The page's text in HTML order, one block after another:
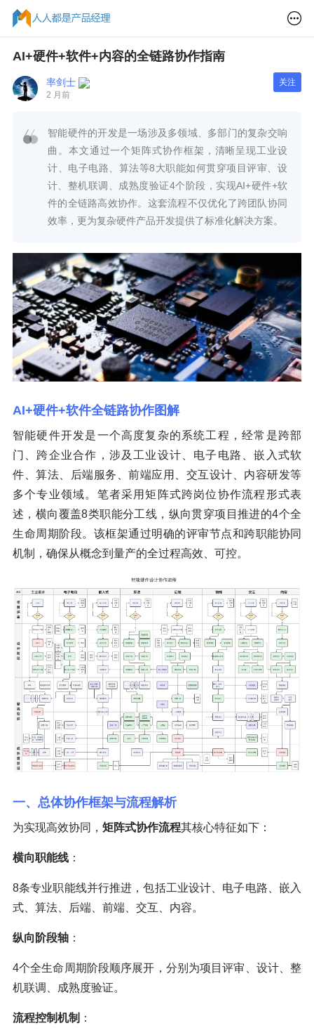
AI+硬件+软件+内容的全链路协作指南
率剑士
2 月前
关注
智能硬件的开发是一场涉及多领域、多部门的复杂交响
曲。本文通过一个矩阵式协作框架，清晰呈现工业设
计、电子电路、算法等8大职能如何贯穿项目评审、设
计、整机联调、成熟度验证4个阶段，实现AI+硬件+软
件的全链路高效协作。这套流程不仅优化了跨团队协同
效率，更为复杂硬件产品开发提供了标准化解决方案。
AI+硬件+软件全链路协作图解
智能硬件开发是一个高度复杂的系统工程，经常是跨部
门、跨企业合作，涉及工业设计、电子电路、嵌入式软
件、算法、后端服务、前端应用、交互设计、内容研发等
多个专业领域。笔者采用矩阵式跨岗位协作流程形式表
述，横向覆盖8类职能分工线，纵向贯穿项目推进的4个全
生命周期阶段。该框架通过明确的评审节点和跨职能协同
机制，确保从概念到量产的全过程高效、可控。
一、总体协作框架与流程解析
为实现高效协同， 矩阵式协作流程其核心特征如下：
横向职能线 ：
8条专业职能线并行推进，包括工业设计、电子电路、嵌入
式、算法、后端、前端、交互、内容。
纵向阶段轴 ：
4个全生命周期阶段顺序展开，分别为项目评审、设计、整
机联调、成熟度验证。
流程控制机制 ：